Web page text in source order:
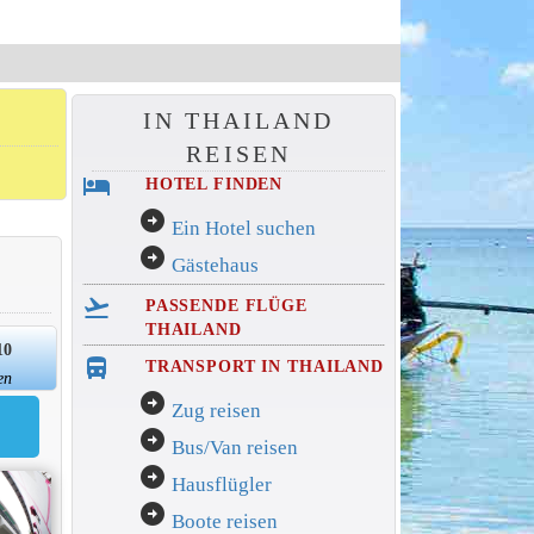
IN THAILAND
REISEN
hotel HOTEL FINDEN
arrow_circle_right Ein Hotel suchen
arrow_circle_right Gästehaus
flight_takeoff
PASSENDE FLÜGE
THAILAND
directions_bus_filled TRANSPORT IN THAILAND
arrow_circle_right Zug reisen
arrow_circle_right Bus/Van reisen
arrow_circle_right Hausflügler
arrow_circle_right Boote reisen